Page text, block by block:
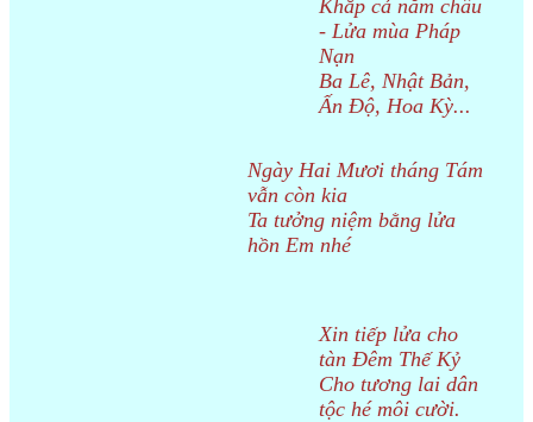
Khắp cả năm châu
- Lửa mùa Pháp
Nạn
Ba Lê, Nhật Bản,
Ấn Độ, Hoa Kỳ...
Ngày Hai Mươi tháng Tám
vẫn còn kia
Ta tưởng niệm bằng lửa
hồn Em nhé
Xin tiếp lửa cho
tàn Đêm Thế Kỷ
Cho tương lai dân
tộc hé môi cười.